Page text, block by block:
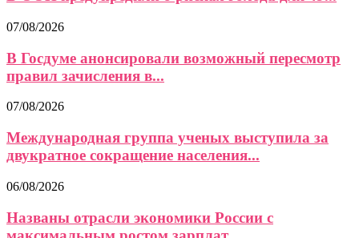
07/08/2026
В Госдуме анонсировали возможный пересмотр
правил зачисления в...
07/08/2026
Международная группа ученых выступила за
двукратное сокращение населения...
06/08/2026
Названы отрасли экономики России с